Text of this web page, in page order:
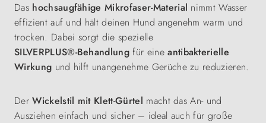
Das hochsaugfähige Mikrofaser‑Material nimmt Wasser
effizient auf und hält deinen Hund angenehm warm und
trocken. Dabei sorgt die spezielle
SILVERPLUS®‑Behandlung für eineantibakterielle
Wirkung und hilft unangenehme Gerüche zu reduzieren.
DerWickelstil mit Klett‑Gürtel macht das An‑ und
Ausziehen einfach und sicher – ideal auch für große